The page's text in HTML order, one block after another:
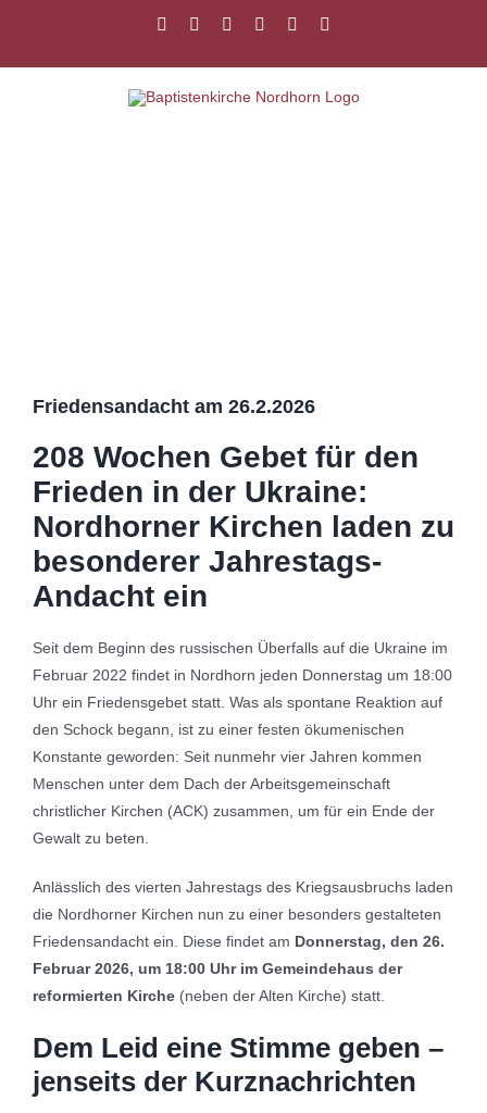
springen
FacebookInstagramYouTube
Spotify
Friedensandacht am 26.2.2026
208 Wochen Gebet für den
Frieden in der Ukraine:
Nordhorner Kirchen laden zu
besonderer Jahrestags-
Andacht ein
Seit dem Beginn des russischen Überfalls auf die Ukraine im
Februar 2022 findet in Nordhorn jeden Donnerstag um 18:00
Uhr ein Friedensgebet statt. Was als spontane Reaktion auf
den Schock begann, ist zu einer festen ökumenischen
Konstante geworden: Seit nunmehr vier Jahren kommen
Menschen unter dem Dach der Arbeitsgemeinschaft
christlicher Kirchen (ACK) zusammen, um für ein Ende der
Gewalt zu beten.
Anlässlich des vierten Jahrestags des Kriegsausbruchs laden
die Nordhorner Kirchen nun zu einer besonders gestalteten
Friedensandacht ein. Diese findet am Donnerstag, den 26.
Februar 2026, um 18:00 Uhr im Gemeindehaus der
reformierten Kirche (neben der Alten Kirche) statt.
Dem Leid eine Stimme geben –
jenseits der Kurznachrichten